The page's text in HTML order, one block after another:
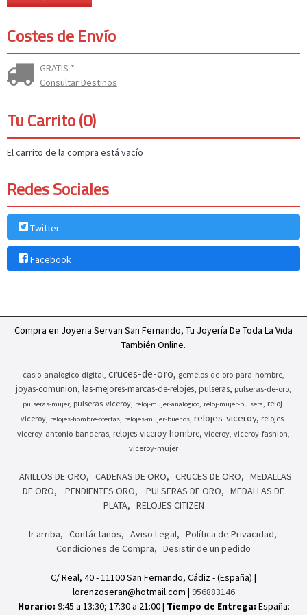
Costes de Envío
GRATIS *
Consultar Destinos
Tu Carrito (0)
El carrito de la compra está vacío
Redes Sociales
Twitter
Facebook
Compra en Joyeria Servan San Fernando, Tu Joyería De Toda La Vida
También Online.
casio-analogico-digital cruces-de-oro gemelos-de-oro-para-hombre
joyas-comunion las-mejores-marcas-de-relojes pulseras pulseras-de-oro
pulseras-mujer pulseras-viceroy reloj-mujer-analogico reloj-mujer-pulsera
reloj-
viceroy relojes-hombre-ofertas relojes-mujer-buenos relojes-viceroy relojes-
viceroy-antonio-banderas relojes-viceroy-hombre viceroy viceroy-fashion
viceroy-mujer
ANILLOS DE ORO CADENAS DE ORO CRUCES DE ORO
MEDALLAS
DE ORO
PENDIENTES ORO PULSERAS DE ORO
MEDALLAS DE
PLATA
RELOJES CITIZEN
Ir arriba Contáctanos Aviso Legal
Política de Privacidad
Condiciones de Compra
Desistir de un pedido
C/ Real, 40 - 11100 San Fernando, Cádiz - (España) |
lorenzoseran@hotmail.com | 956883146
Horario: 9:45 a 13:30; 17:30 a 21:00 | Tiempo de Entrega: España: